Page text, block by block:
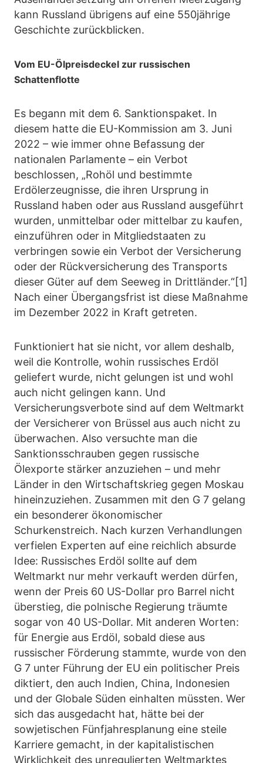
kann Russland übrigens auf eine 550jährige
Geschichte zurückblicken.
Vom EU-Ölpreisdeckel zur russischen
Schattenflotte
Es begann mit dem 6. Sanktionspaket. In
diesem hatte die EU-Kommission am 3. Juni
2022 – wie immer ohne Befassung der
nationalen Parlamente – ein Verbot
beschlossen, „Rohöl und bestimmte
Erdölerzeugnisse, die ihren Ursprung in
Russland haben oder aus Russland ausgeführt
wurden, unmittelbar oder mittelbar zu kaufen,
einzuführen oder in Mitgliedstaaten zu
verbringen sowie ein Verbot der Versicherung
oder der Rückversicherung des Transports
dieser Güter auf dem Seeweg in Drittländer.“[1]
Nach einer Übergangsfrist ist diese Maßnahme
im Dezember 2022 in Kraft getreten.
Funktioniert hat sie nicht, vor allem deshalb,
weil die Kontrolle, wohin russisches Erdöl
geliefert wurde, nicht gelungen ist und wohl
auch nicht gelingen kann. Und
Versicherungsverbote sind auf dem Weltmarkt
der Versicherer von Brüssel aus auch nicht zu
überwachen. Also versuchte man die
Sanktionsschrauben gegen russische
Ölexporte stärker anzuziehen – und mehr
Länder in den Wirtschaftskrieg gegen Moskau
hineinzuziehen. Zusammen mit den G 7 gelang
ein besonderer ökonomischer
Schurkenstreich. Nach kurzen Verhandlungen
verfielen Experten auf eine reichlich absurde
Idee: Russisches Erdöl sollte auf dem
Weltmarkt nur mehr verkauft werden dürfen,
wenn der Preis 60 US-Dollar pro Barrel nicht
überstieg, die polnische Regierung träumte
sogar von 40 US-Dollar. Mit anderen Worten:
für Energie aus Erdöl, sobald diese aus
russischer Förderung stammte, wurde von den
G 7 unter Führung der EU ein politischer Preis
diktiert, den auch Indien, China, Indonesien
und der Globale Süden einhalten müssten. Wer
sich das ausgedacht hat, hätte bei der
sowjetischen Fünfjahresplanung eine steile
Karriere gemacht, in der kapitalistischen
Wirklichkeit des unregulierten Weltmarktes